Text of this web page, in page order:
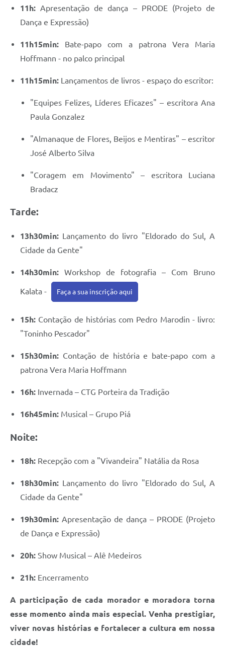
11h: Apresentação de dança – PRODE (Projeto de
Dança e Expressão)
11h15min: Bate-papo com a patrona Vera Maria
Hoffmann - no palco principal
11h15min: Lançamentos de livros - espaço do escritor:
"Equipes Felizes, Líderes Eficazes" – escritora Ana
Paula Gonzalez
"Almanaque de Flores, Beijos e Mentiras" – escritor
José Alberto Silva
"Coragem em Movimento" – escritora Luciana
Bradacz
Tarde:
13h30min: Lançamento do livro "Eldorado do Sul, A
Cidade da Gente"
14h30min: Workshop de fotografia – Com Bruno
Kalata - Faça a sua inscrição aqui
15h: Contação de histórias com Pedro Marodin - livro:
"Toninho Pescador"
15h30min: Contação de história e bate-papo com a
patrona Vera Maria Hoffmann
16h: Invernada – CTG Porteira da Tradição
16h45min: Musical – Grupo Piá
Noite:
18h: Recepção com a "Vivandeira" Natália da Rosa
18h30min: Lançamento do livro "Eldorado do Sul, A
Cidade da Gente"
19h30min: Apresentação de dança – PRODE (Projeto
de Dança e Expressão)
20h: Show Musical – Alê Medeiros
21h: Encerramento
A participação de cada morador e moradora torna
esse momento ainda mais especial. Venha prestigiar,
viver novas histórias e fortalecer a cultura em nossa
cidade!